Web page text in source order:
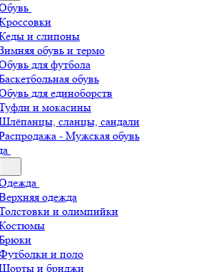
и слипоны
обувь и термо
для футбола
обувь
для единоборств
и мокасины
сланцы, сандали
- Мужская обувь
одежда
и олимпийки
и поло
и бриджи